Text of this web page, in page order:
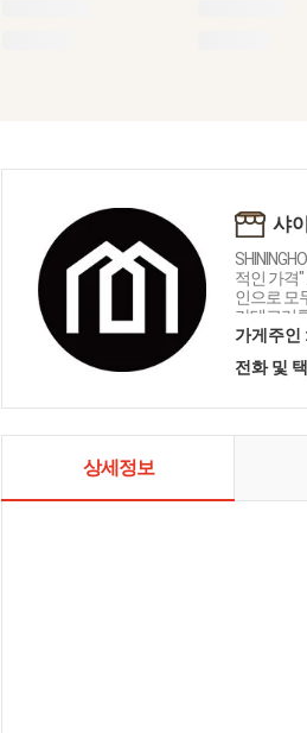
샤
적인 가격
인으로 모
카테고리
인테리어
가게주인 :
전화 및
상세정보